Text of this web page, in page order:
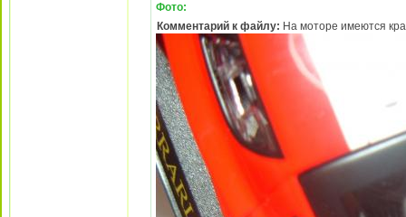
Фото:
Комментарий к файлу: На моторе имеются